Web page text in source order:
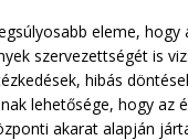
eleme, hogy
szervezettségét is
hibás
lehetősége, hogy az
akarat alapján